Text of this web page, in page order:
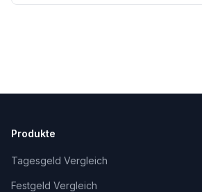
Produkte
Tagesgeld Vergleich
Festgeld Vergleich